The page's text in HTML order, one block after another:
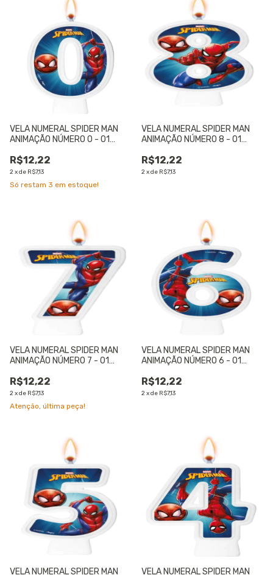
VELA NUMERAL SPIDER MAN
ANIMAÇÃO NÚMERO 0 - 01
R$12,22
2xde R$7,13
Só restam 3 em estoque!
VELA NUMERAL SPIDER MAN
ANIMAÇÃO NÚMERO 8 - 01
R$12,22
2xde R$7,13
VELA NUMERAL SPIDER MAN
ANIMAÇÃO NÚMERO 7 - 01
R$12,22
2xde R$7,13
Atenção, última peça!
VELA NUMERAL SPIDER MAN
ANIMAÇÃO NÚMERO 6 - 01
R$12,22
2xde R$7,13
VELA NUMERAL SPIDER MAN VELA NUMERAL SPIDER MAN